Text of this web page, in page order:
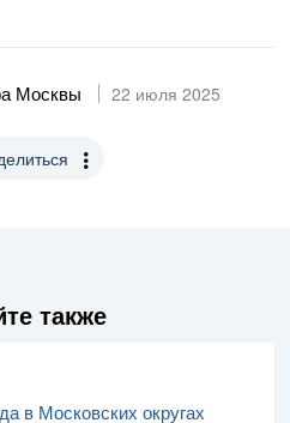
Москвы 22 июля 2025
также
в Московских округах